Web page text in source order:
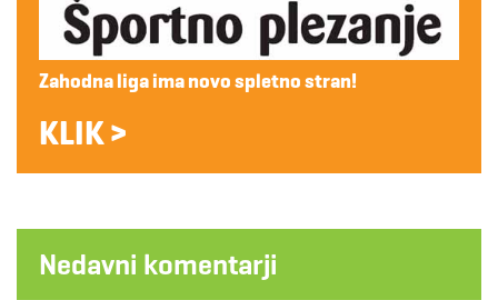
Zahodna liga ima novo spletno stran!
KLIK >
Nedavni komentarji